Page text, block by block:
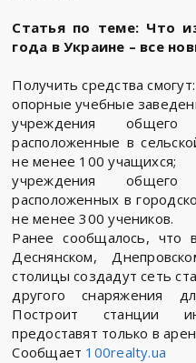
Статья по теме: Что
года в Украине – все
Получить средства смогут:
опорные учебные
учреждения общего
расположенные в
не менее 100 учащихся;
учреждения общего
расположенных в
не менее 300 учеников.
Ранее сообщалось, что
Деснянском,
столицы создадут сеть
другого снаряжения
Построит станции
предоставят только в
Сообщает 100realty.ua